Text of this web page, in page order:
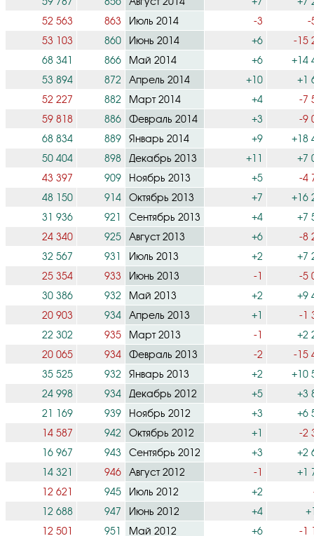
52 563
863 Июль 2014 -3
-
53 103
860 Июнь 2014 +6
-15
68 341
866 Май 2014 +6
+14
53 894
872 Апрель 2014 +10
+1
52 227
882 Март 2014 +4
-7
59 818
886 Февраль 2014 +3
-9
68 834
889 Январь 2014 +9
+18
50 404
898 Декабрь 2013 +11
+7
43 397
909 Ноябрь 2013 +5
-4
48 150
914 Октябрь 2013 +7
+16
31 936
921 Сентябрь 2013 +4
+7
24 340
925 Август 2013 +6
-8
32 567
931 Июль 2013 +2
+7
25 354
933 Июнь 2013 -1
-5
30 386
932 Май 2013 +2
+9
20 903
934 Апрель 2013 +1
-1
22 302
935 Март 2013 -1
+2
20 065
934 Февраль 2013 -2
-15
35 525
932 Январь 2013 +2
+10
24 998
934 Декабрь 2012 +5
+3
21 169
939 Ноябрь 2012 +3
+6
14 587
942 Октябрь 2012 +1
-2
16 967
943 Сентябрь 2012 +3
+2
14 321
946 Август 2012 -1
+1
12 621
945 Июль 2012 +2
12 688
947 Июнь 2012 +4
12 501
951 Май 2012 +6
-1